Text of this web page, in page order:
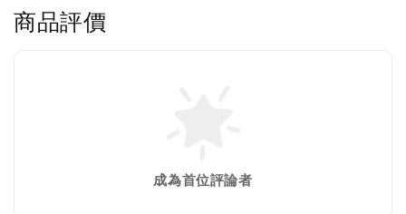
商品評價
成為首位評論者